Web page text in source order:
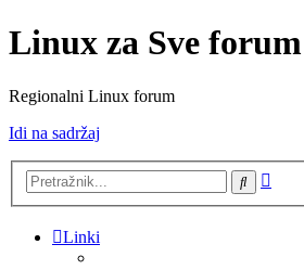
Linux za Sve forum
Regionalni Linux forum
Idi na sadržaj
Pretražnik
Linki